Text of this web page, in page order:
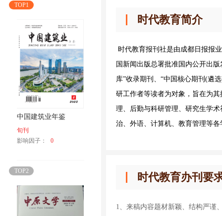
TOP1
中国建筑业年鉴
旬刊
影响因子：
0
TOP2
时代教育简介
时代教育报刊社是由成都日报报
国新闻出版总署批准国内公开出
库”收录期刊、“中国核心期刊(遴
研工作者等读者为对象，旨在为
理、后勤与科研管理、研究生学
治、外语、计算机、教育管理等
时代教育办刊要
1、来稿内容题材新颖、结构严谨